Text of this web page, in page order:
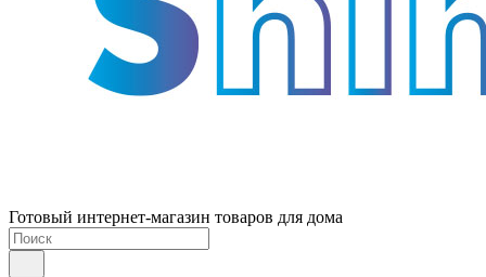
Готовый интернет-магазин товаров для дома